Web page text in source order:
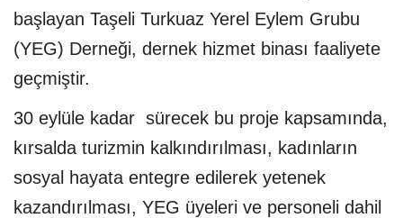
başlayan Taşeli Turkuaz Yerel Eylem Grubu
(YEG) Derneği, dernek hizmet binası faaliyete
geçmiştir.
30 eylüle kadar sürecek bu proje kapsamında,
kırsalda turizmin kalkındırılması, kadınların
sosyal hayata entegre edilerek yetenek
kazandırılması, YEG üyeleri ve personeli dahil